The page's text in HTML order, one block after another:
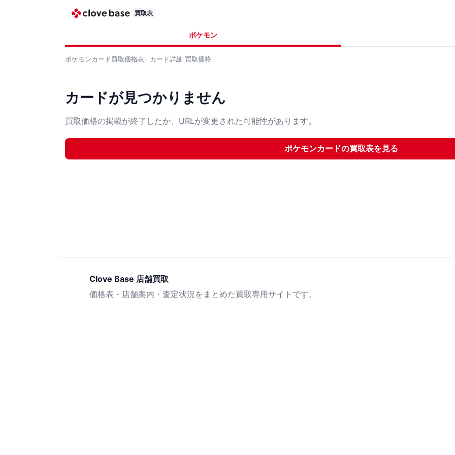
買取表
ポケモン
ポケモンカード買取価格表 カード詳細 買取価格
カードが見つかりません
買取価格の掲載が終了したか、URLが変更された可能性があります。
ポケモンカードの買取表を見る
Clove Base 店舗買取
価格表・店舗案内・査定状況をまとめた買取専用サイトです。